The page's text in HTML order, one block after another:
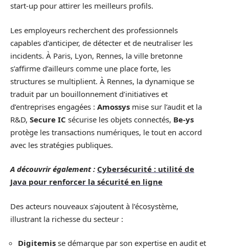
start-up pour attirer les meilleurs profils.
Les employeurs recherchent des professionnels
capables d’anticiper, de détecter et de neutraliser les
incidents. À Paris, Lyon, Rennes, la ville bretonne
s’affirme d’ailleurs comme une place forte, les
structures se multiplient. À Rennes, la dynamique se
traduit par un bouillonnement d’initiatives et
d’entreprises engagées : Amossys mise sur l’audit et la
R&D, Secure IC sécurise les objets connectés, Be-ys
protège les transactions numériques, le tout en accord
avec les stratégies publiques.
A découvrir également : Cybersécurité : utilité de
Java pour renforcer la sécurité en ligne
Des acteurs nouveaux s’ajoutent à l’écosystème,
illustrant la richesse du secteur :
Digitemis se démarque par son expertise en audit et